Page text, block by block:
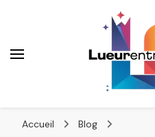
Accueil
Blog